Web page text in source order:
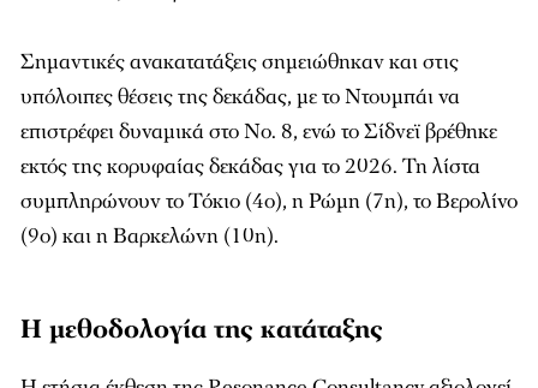
Σημαντικές ανακατατάξεις σημειώθηκαν και στις
υπόλοιπες θέσεις της δεκάδας, με το Ντουμπάι να
επιστρέφει δυναμικά στο Νο. 8, ενώ το Σίδνεϊ βρέθηκε
εκτός της κορυφαίας δεκάδας για το 2026. Τη λίστα
συμπληρώνουν το Τόκιο (4ο), η Ρώμη (7η), το Βερολίνο
(9ο) και η Βαρκελώνη (10η).​
Η μεθοδολογία της κατάταξης